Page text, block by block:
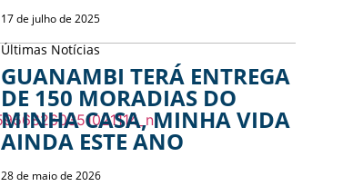
17 de julho de 2025
Últimas Notícias
GUANAMBI TERÁ ENTREGA
DE 150 MORADIAS DO
MINHA CASA, MINHA VIDA
AINDA ESTE ANO
28 de maio de 2026